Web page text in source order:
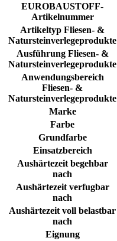
EUROBAUSTOFF-
Artikelnummer
Artikeltyp Fliesen- &
Natursteinverlegeprodukte
Ausführung Fliesen- &
Natursteinverlegeprodukte
Anwendungsbereich
Fliesen- &
Natursteinverlegeprodukte
Marke
Farbe
Grundfarbe
Einsatzbereich
Aushärtezeit begehbar
nach
Aushärtezeit verfugbar
nach
Aushärtezeit voll belastbar
nach
Eignung